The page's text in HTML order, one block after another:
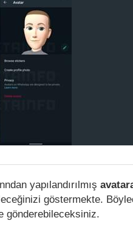
yapılandırılmış
göstermekte.
gönderebileceksiniz.